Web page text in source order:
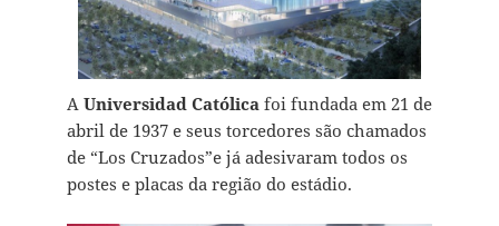
A Universidad Católicafoi fundada em 21 de
abril de 1937 e seus torcedores são chamados
de “Los Cruzados”e já adesivaram todos os
postes e placas da região do estádio.